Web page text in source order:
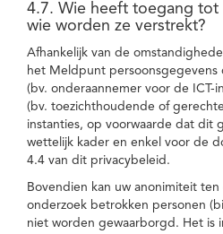
4.7. Wie heeft toegang tot
wie worden ze verstrekt?
Afhankelijk van de
het Meldpunt persoonsgegevens
(bv. onderaannemer voor de ICT-
(bv. toezichthoudende of
instanties, op voorwaarde dat dit
wettelijk kader en enkel voor de
4.4 van dit privacybeleid.
Bovendien kan uw anonimiteit
onderzoek betrokken personen
niet worden gewaarborgd. Het is